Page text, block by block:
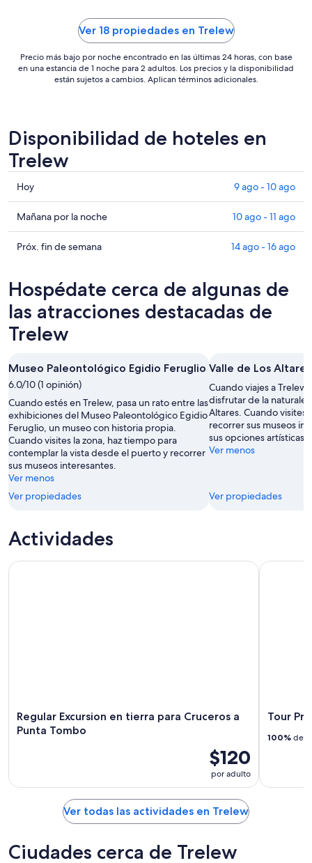
14
ago
Ver 18 propiedades en Trelew
Precio más bajo por noche encontrado en las últimas 24 horas, con base
en una estancia de 1 noche para 2 adultos. Los precios y la disponibilidad
están sujetos a cambios. Aplican términos adicionales.
Disponibilidad de hoteles en
Trelew
Consultar
precios
en
Trelew
para
ago
10
ago
Hoy 9 ago - 10 ago
Consultar
precios
en
mañana
la
noche,
ago
-
11
ago
Mañana por la noche 10 ago - 11 ago
Consultar
Trelew
para
el
próximo
de
semana,
14
ago
-
16
ago
Próx. fin de semana 14 ago - 16 ago
Hospédate cerca de algunas de
las atracciones destacadas de
Trelew
Museo Paleontológico Egidio Feruglio
6.0/10 (1 opinión)
Cuando estés en Trelew, pasa un rato entre las
exhibiciones del Museo Paleontológico Egidio
Feruglio, un museo con historia propia.
Cuando visites la zona, haz tiempo para
contemplar la vista desde el puerto y recorrer
sus museos interesantes.
Ver menos
Ver propiedades
Valle de Los Altares
Cuando viajes a
disfrutar de la
Altares. Cuando visites
recorrer sus museos
sus opciones artísticas.
Ver menos
Ver propiedades
Actividades
Regular Excursion en tierra para Cruceros a
Punta Tombo
$120
por adulto
Regular Excursion en tierra para Cruceros a Punta Tombo
Tour
100% de
Tour
Ver todas las actividades en Trelew
Ciudades cerca de Trelew